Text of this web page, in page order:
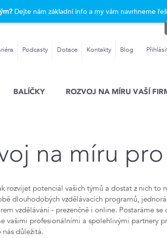
Dejte nám základní info a my vám navrhneme
Podcasty Dotace Kontakty Blog
BALÍČKY ROZVOJ NA MÍRU VAŠÍ
na míru
rozvíjet potenciál vašich týmů a dostat z nich to
dlouhodobých vzdělávacích programů,
vzdělávání - prezenčně i online. Postaráme
vašimi profesionálními a spolehlivými partnery
důležitá.